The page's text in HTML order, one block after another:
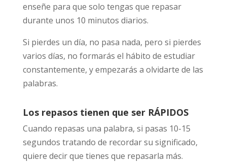
enseñe para que solo tengas que repasar
durante unos 10 minutos diarios.
Si pierdes un día, no pasa nada, pero si pierdes
varios días, no formarás el hábito de estudiar
constantemente, y empezarás a olvidarte de las
palabras.
Los repasos tienen que ser RÁPIDOS
Cuando repasas una palabra, si pasas 10-15
segundos tratando de recordar su significado,
quiere decir que tienes que repasarla más.